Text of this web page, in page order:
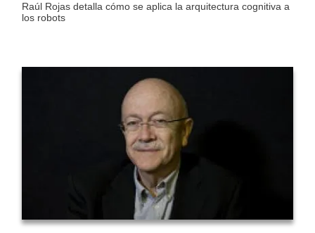
Raúl Rojas detalla cómo se aplica la arquitectura cognitiva a
los robots